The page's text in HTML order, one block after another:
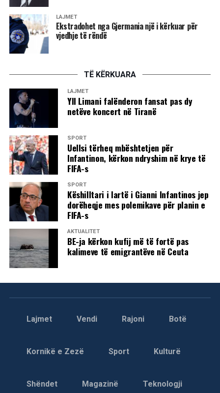
LAJMET
Ekstradohet nga Gjermania një i kërkuar për
vjedhje të rëndë
TË KËRKUARA
LAJMET
Yll Limani falënderon fansat pas dy
netëve koncert në Tiranë
SPORT
Uellsi tërheq mbështetjen për
Infantinon, kërkon ndryshim në krye të
FIFA-s
SPORT
Këshilltari i lartë i Gianni Infantinos jep
dorëheqje mes polemikave për planin e
FIFA-s
AKTUALITET
BE-ja kërkon kufij më të fortë pas
kalimeve të emigrantëve në Ceuta
Lajmet Vendi Rajoni Botë
Kornikë e Zezë Sport Kulturë
Shëndet Magazinë Teknologji